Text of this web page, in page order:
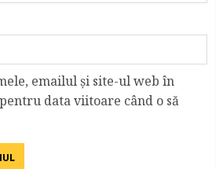
emailul și site-ul web în
data viitoare când o să